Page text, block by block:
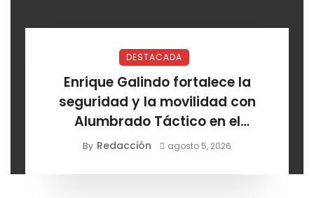
DESTACADA
Enrique Galindo fortalece la
seguridad y la movilidad con
Alumbrado Táctico en el
Corredor Lomas
By Redacción agosto 5, 2026